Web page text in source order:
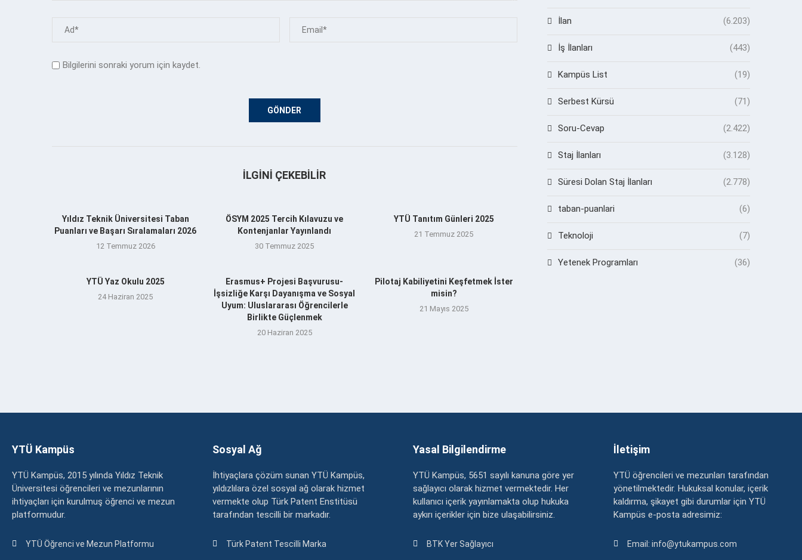
Bilgilerini sonraki yorum için kaydet.
İLGINI ÇEKEBILIR
Yıldız Teknik Üniversitesi Taban
Puanları ve Başarı Sıralamaları 2026
12 Temmuz 2026
ÖSYM 2025 Tercih Kılavuzu ve
Kontenjanlar Yayınlandı
30 Temmuz 2025
YTÜ Tanıtım Günleri 2025
21 Temmuz 2025
YTÜ Yaz Okulu 2025
24 Haziran 2025
Erasmus+ Projesi Başvurusu-
İşsizliğe Karşı Dayanışma ve Sosyal
Uyum: Uluslararası Öğrencilerle
Birlikte Güçlenmek
20 Haziran 2025
Pilotaj Kabiliyetini Keşfetmek İster
misin?
21 Mayıs 2025
İlan (6.203)
İş İlanları (443)
Kampüs List (19)
Serbest Kürsü (71)
Soru-Cevap (2.422)
Staj İlanları (3.128)
Süresi Dolan Staj İlanları (2.778)
taban-puanlari (6)
Teknoloji (7)
Yetenek Programları (36)
YTÜ Kampüs
YTÜ Kampüs, 2015 yılında Yıldız Teknik
Üniversitesi öğrencileri ve mezunlarının
ihtiyaçları için kurulmuş öğrenci ve mezun
platformudur.
YTÜ Öğrenci ve Mezun Platformu
Sosyal Ağ
İhtiyaçlara çözüm sunan YTÜ Kampüs,
yıldızlılara özel sosyal ağ olarak hizmet
vermekte olup Türk Patent Enstitüsü
tarafından tescilli bir markadır.
Türk Patent Tescilli Marka
Yasal Bilgilendirme
YTÜ Kampüs, 5651 sayılı kanuna göre yer
sağlayıcı olarak hizmet vermektedir. Her
kullanıcı içerik yayınlamakta olup hukuka
aykırı içerikler için bize ulaşabilirsiniz.
BTK Yer Sağlayıcı
İletişim
YTÜ öğrencileri ve mezunları tarafından
yönetilmektedir. Hukuksal konular, içerik
kaldırma, şikayet gibi durumlar için YTÜ
Kampüs e-posta adresimiz:
Email: info@ytukampus.com